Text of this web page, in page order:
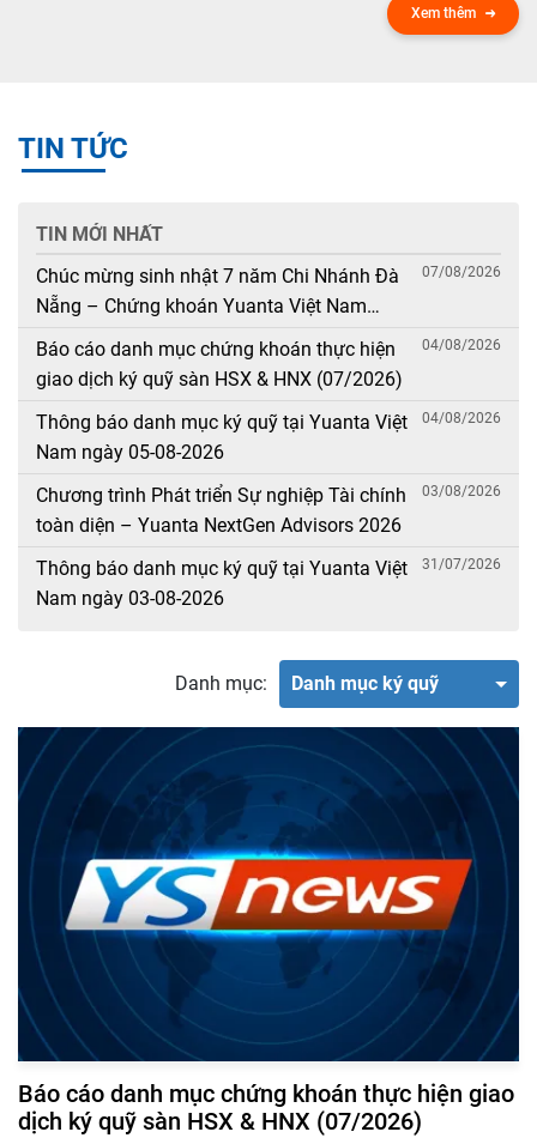
Xem thêm
TIN TỨC
TIN MỚI NHẤT
Chúc mừng sinh nhật 7 năm Chi Nhánh Đà
Nẵng – Chứng khoán Yuanta Việt Nam
(08/08/2019 – 08/08/2026)
07/08/2026
Báo cáo danh mục chứng khoán thực hiện
giao dịch ký quỹ sàn HSX & HNX (07/2026)
04/08/2026
Thông báo danh mục ký quỹ tại Yuanta Việt
Nam ngày 05-08-2026
04/08/2026
Chương trình Phát triển Sự nghiệp Tài chính
toàn diện – Yuanta NextGen Advisors 2026
03/08/2026
Thông báo danh mục ký quỹ tại Yuanta Việt
Nam ngày 03-08-2026
31/07/2026
Danh mục: Danh mục ký quỹ
Báo cáo danh mục chứng khoán thực hiện giao
dịch ký quỹ sàn HSX & HNX (07/2026)